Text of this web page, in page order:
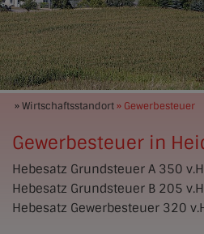
» Wirtschaftsstandort» Gewerbesteuer
Gewerbesteuer in
Hebesatz Grundsteuer A 350
Hebesatz Grundsteuer B 205
Hebesatz Gewerbesteuer 320